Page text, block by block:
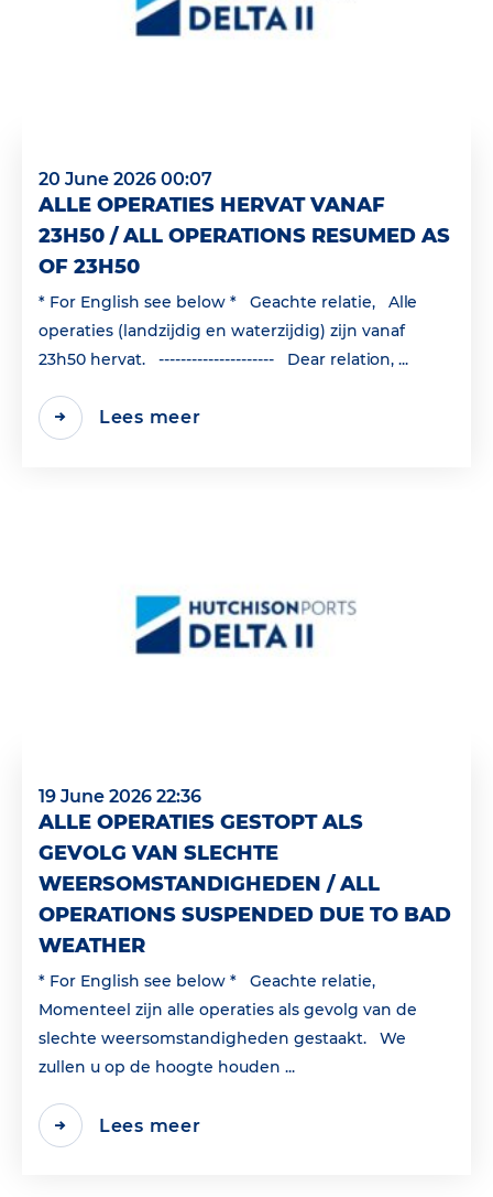
20 June 2026 00:07
ALLE OPERATIES HERVAT VANAF
23H50 / ALL OPERATIONS RESUMED AS
OF 23H50
* For English see below * Geachte relatie, Alle
operaties (landzijdig en waterzijdig) zijn vanaf
23h50 hervat. --------------------- Dear relation, ...
Lees meer
19 June 2026 22:36
ALLE OPERATIES GESTOPT ALS
GEVOLG VAN SLECHTE
WEERSOMSTANDIGHEDEN / ALL
OPERATIONS SUSPENDED DUE TO BAD
WEATHER
* For English see below * Geachte relatie,
Momenteel zijn alle operaties als gevolg van de
slechte weersomstandigheden gestaakt. We
zullen u op de hoogte houden ...
Lees meer